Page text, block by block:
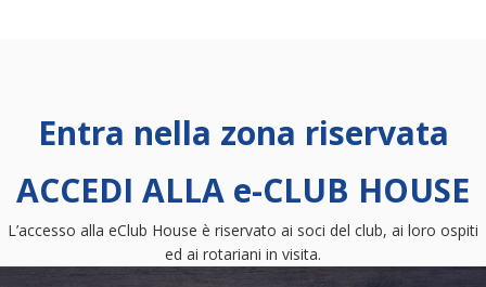
Entra nella zona riservata
ACCEDI ALLA e-CLUB HOUSE
L’accesso alla eClub House è riservato ai soci del club, ai loro ospiti
ed ai rotariani in visita.